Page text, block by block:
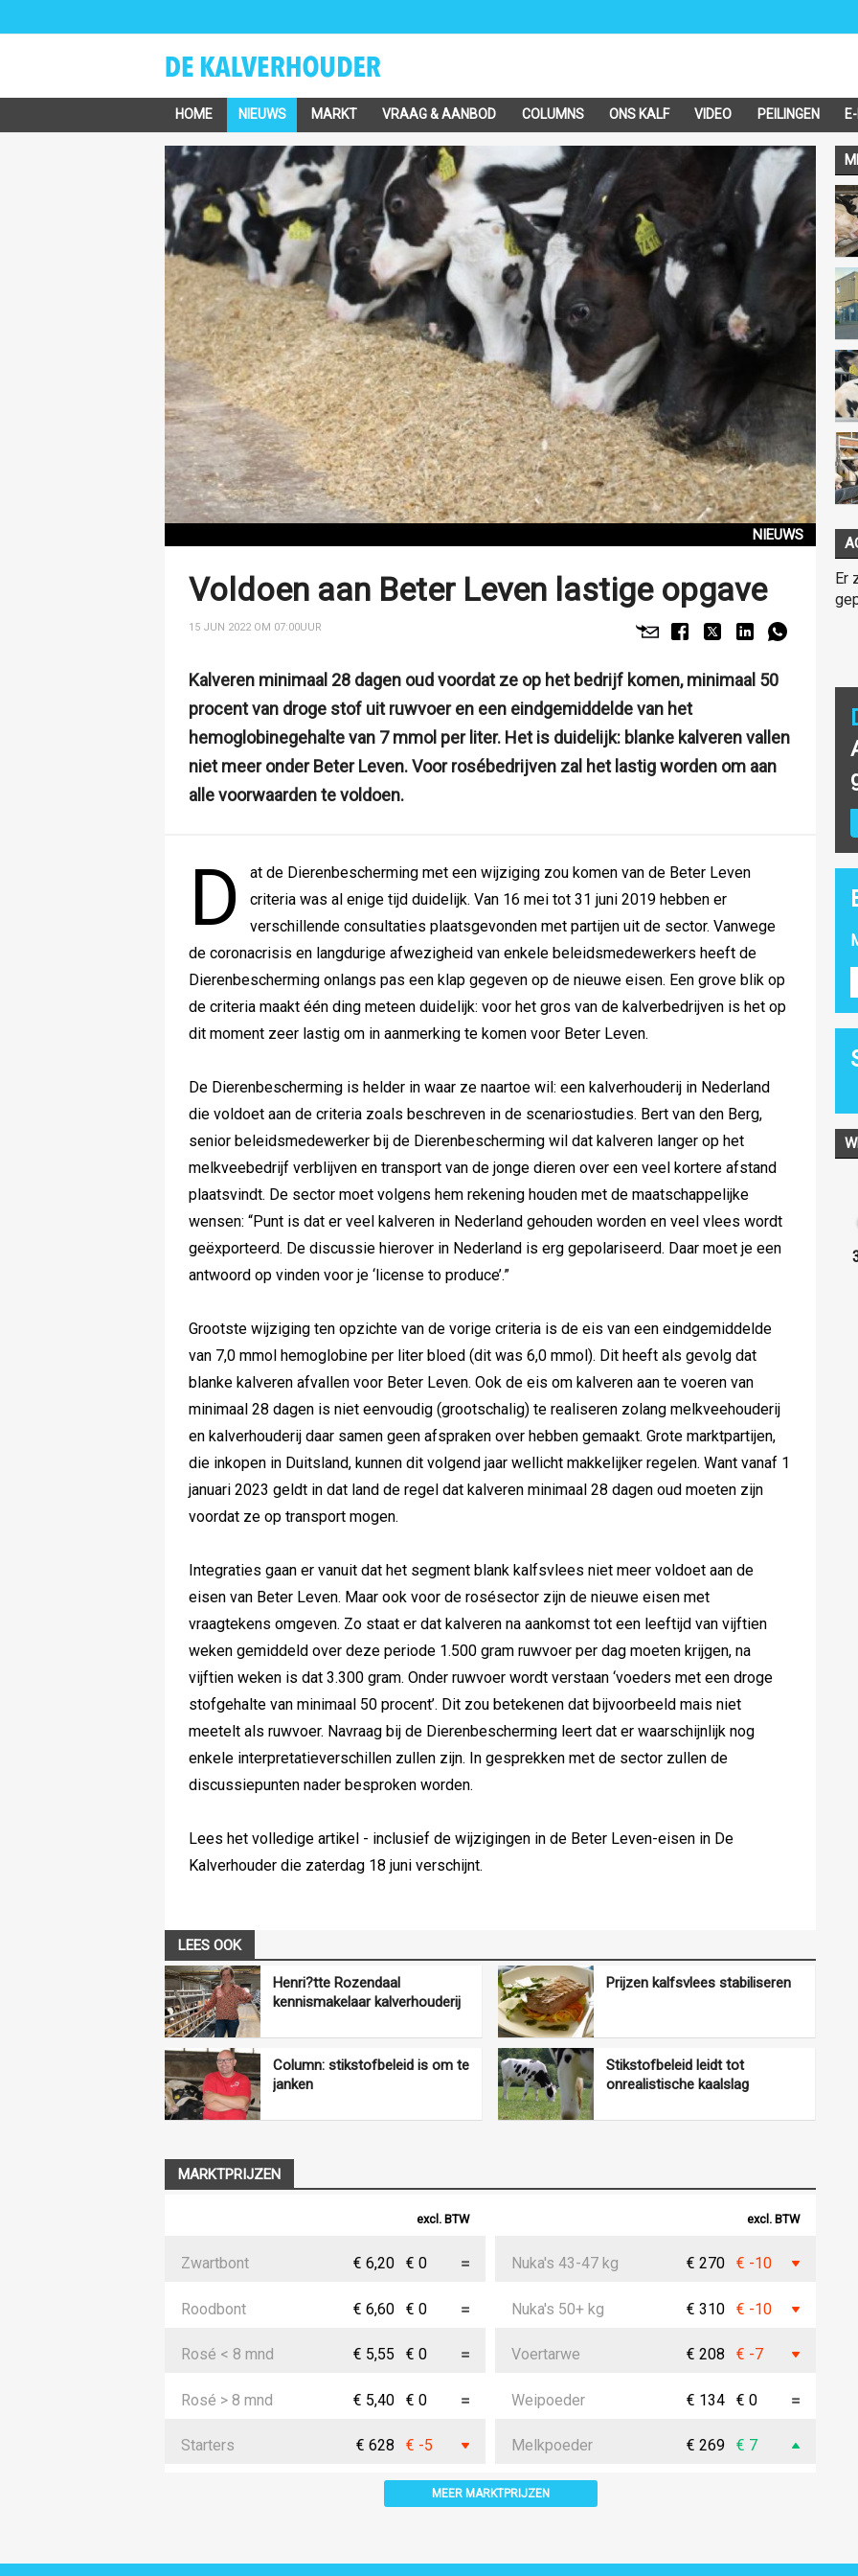
HOME NIEUWS MARKT VRAAG & AANBOD COLUMNS ONS KALF VIDEO PEILINGEN
NIEUWS
Voldoen aan Beter Leven lastige opgave
15 JUN 2022 OM 07:00UUR
Kalveren minimaal 28 dagen oud voordat ze op het bedrijf komen, minimaal 50
procent van droge stof uit ruwvoer en een eindgemiddelde van het
hemoglobinegehalte van 7 mmol per liter. Het is duidelijk: blanke kalveren vallen
niet meer onder Beter Leven. Voor rosébedrijven zal het lastig worden om aan
alle voorwaarden te voldoen.
D
at de Dierenbescherming met een wijziging zou komen van de Beter Leven
criteria was al enige tijd duidelijk. Van 16 mei tot 31 juni 2019 hebben er
verschillende consultaties plaatsgevonden met partijen uit de sector. Vanwege
de coronacrisis en langdurige afwezigheid van enkele beleidsmedewerkers heeft de
Dierenbescherming onlangs pas een klap gegeven op de nieuwe eisen. Een grove blik op
de criteria maakt één ding meteen duidelijk: voor het gros van de kalverbedrijven is het op
dit moment zeer lastig om in aanmerking te komen voor Beter Leven.
De Dierenbescherming is helder in waar ze naartoe wil: een kalverhouderij in Nederland
die voldoet aan de criteria zoals beschreven in de scenariostudies. Bert van den Berg,
senior beleidsmedewerker bij de Dierenbescherming wil dat kalveren langer op het
melkveebedrijf verblijven en transport van de jonge dieren over een veel kortere afstand
plaatsvindt. De sector moet volgens hem rekening houden met de maatschappelijke
wensen: “Punt is dat er veel kalveren in Nederland gehouden worden en veel vlees wordt
geëxporteerd. De discussie hierover in Nederland is erg gepolariseerd. Daar moet je een
antwoord op vinden voor je ‘license to produce’.”
Grootste wijziging ten opzichte van de vorige criteria is de eis van een eindgemiddelde
van 7,0 mmol hemoglobine per liter bloed (dit was 6,0 mmol). Dit heeft als gevolg dat
blanke kalveren afvallen voor Beter Leven. Ook de eis om kalveren aan te voeren van
minimaal 28 dagen is niet eenvoudig (grootschalig) te realiseren zolang melkveehouderij
en kalverhouderij daar samen geen afspraken over hebben gemaakt. Grote marktpartijen,
die inkopen in Duitsland, kunnen dit volgend jaar wellicht makkelijker regelen. Want vanaf 1
januari 2023 geldt in dat land de regel dat kalveren minimaal 28 dagen oud moeten zijn
voordat ze op transport mogen.
Integraties gaan er vanuit dat het segment blank kalfsvlees niet meer voldoet aan de
eisen van Beter Leven. Maar ook voor de rosésector zijn de nieuwe eisen met
vraagtekens omgeven. Zo staat er dat kalveren na aankomst tot een leeftijd van vijftien
weken gemiddeld over deze periode 1.500 gram ruwvoer per dag moeten krijgen, na
vijftien weken is dat 3.300 gram. Onder ruwvoer wordt verstaan ‘voeders met een droge
stofgehalte van minimaal 50 procent’. Dit zou betekenen dat bijvoorbeeld mais niet
meetelt als ruwvoer. Navraag bij de Dierenbescherming leert dat er waarschijnlijk nog
enkele interpretatieverschillen zullen zijn. In gesprekken met de sector zullen de
discussiepunten nader besproken worden.
Lees het volledige artikel - inclusief de wijzigingen in de Beter Leven-eisen in De
Kalverhouder die zaterdag 18 juni verschijnt.
LEES OOK
Henri?tte Rozendaal
kennismakelaar kalverhouderij
Prijzen kalfsvlees stabiliseren
Column: stikstofbeleid is om te
janken
Stikstofbeleid leidt tot
onrealistische kaalslag
MARKTPRIJZEN
excl. BTW
Zwartbont € 6,20 € 0
Roodbont € 6,60 € 0
Rosé < 8 mnd € 5,55 € 0
Rosé > 8 mnd € 5,40 € 0
Starters € 628 € -5
excl. BTW
Nuka's 43-47 kg € 270 € -10
Nuka's 50+ kg € 310 € -10
Voertarwe € 208 € -7
Weipoeder € 134 € 0
Melkpoeder € 269 € 7
MEER MARKTPRIJZEN
Er